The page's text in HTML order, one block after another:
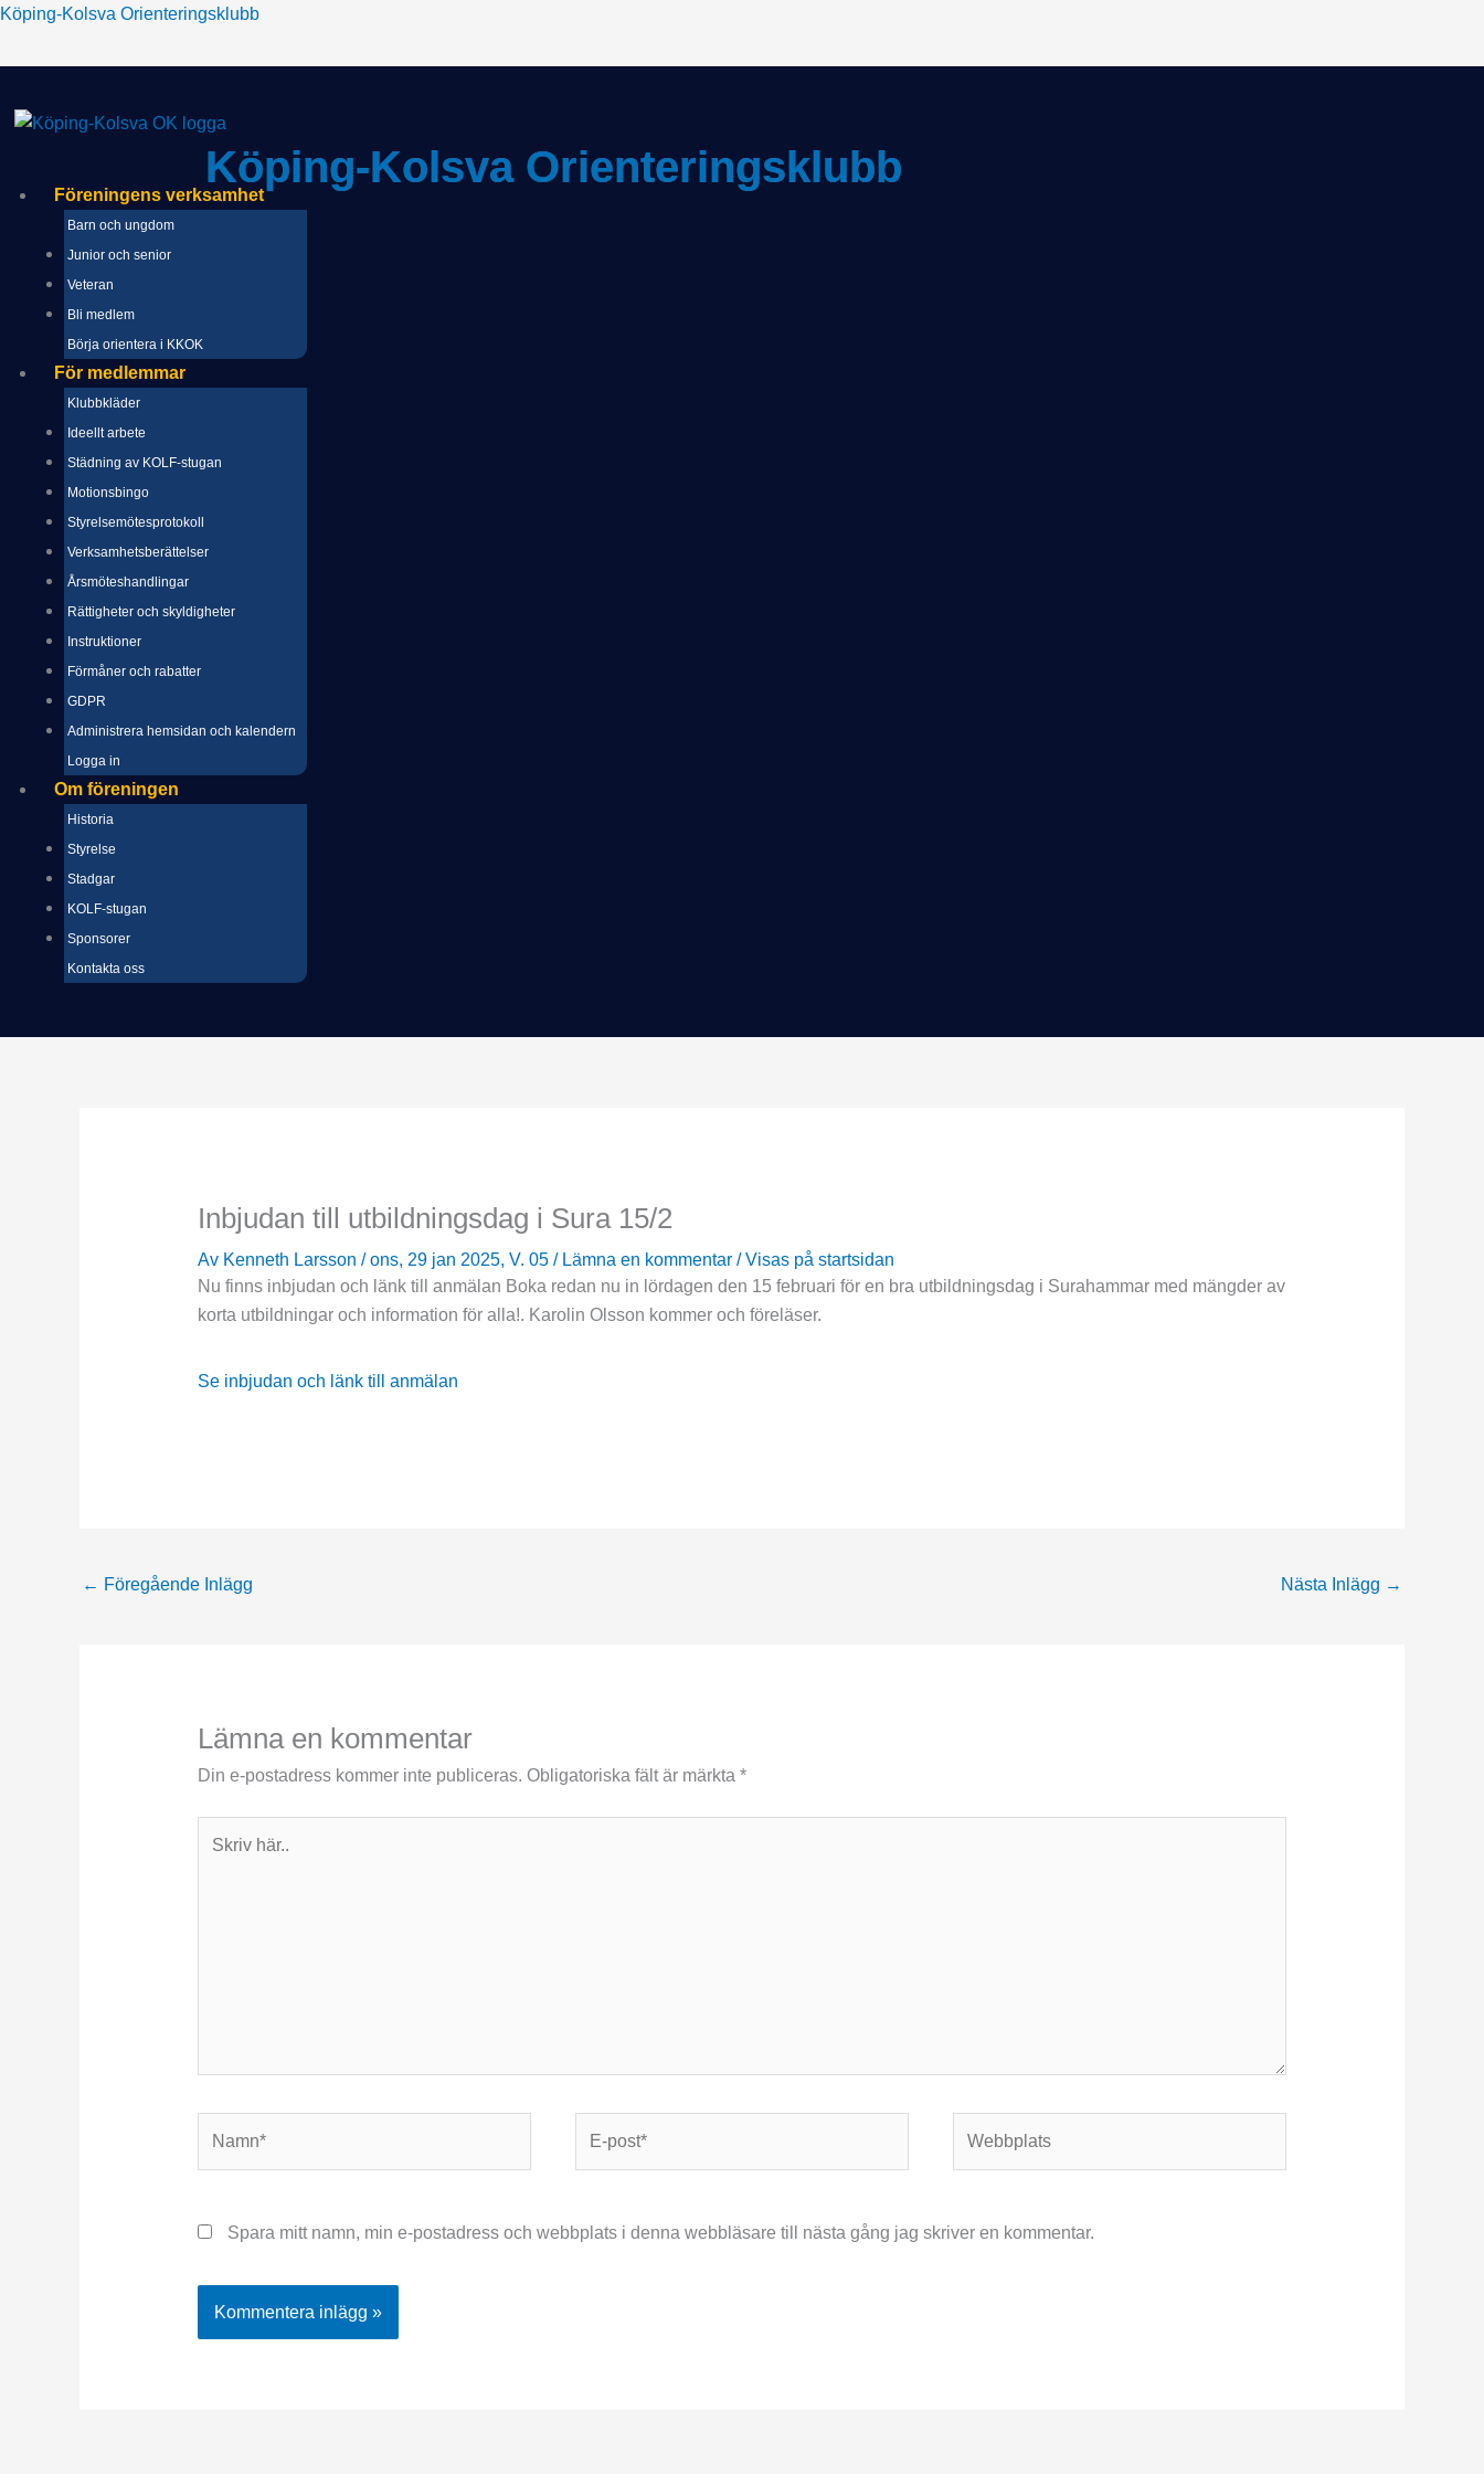
Hoppa
innehåll
Köping-Kolsva Orienteringsklubb
Köping-Kolsva Orienteringsklubb
Föreningens verksamhet
Barn och ungdom
Junior och senior
Veteran
Bli medlem
Börja orientera i KKOK
För medlemmar
Klubbkläder
Ideellt arbete
Städning av KOLF-stugan
Motionsbingo
Styrelsemötesprotokoll
Verksamhetsberättelser
Årsmöteshandlingar
Rättigheter och skyldigheter
Instruktioner
Förmåner och rabatter
GDPR
Administrera hemsidan och kalendern
Logga in
Om föreningen
Historia
Styrelse
Stadgar
KOLF-stugan
Sponsorer
Kontakta oss
Inbjudan till utbildningsdag i Sura 15/2
Av Kenneth Larsson /ons, 29 jan 2025, V. 05 / Lämna en kommentar /Visas på startsidan
Nu finns inbjudan och länk till anmälan Boka redan nu in lördagen den 15 februari för en bra utbildningsdag i Surahammar med mängder av
korta utbildningar och information för alla!. Karolin Olsson kommer och föreläser.
Se inbjudan och länk till anmälan
← Föregående Inlägg Nästa Inlägg →
Lämna en kommentar
Din e-postadress kommer inte publiceras. Obligatoriska fält är märkta *
post*
Spara mitt namn, min e-postadress och webbplats i denna webbläsare till nästa gång jag skriver en kommentar.